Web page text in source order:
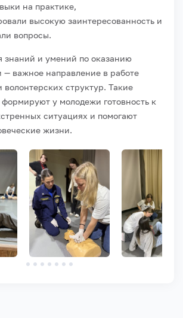
на практике,
высокую заинтересованность и
вопросы.
знаний и умений по оказанию
важное направление в работе
волонтерских структур. Такие
у молодежи готовность к
ситуациях и помогают
жизни.